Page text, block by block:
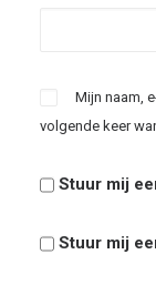
Mijn naam,
volgende keer
Stuur mij
Stuur mij